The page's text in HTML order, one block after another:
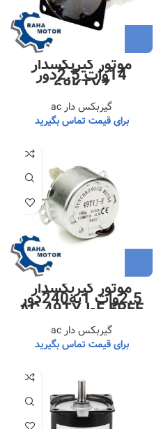
موتور گیربکسدار
14وات 2.5دور68KTYZ
گیربکس دار ac
برای قیمت تماس بگیرید
موتور گیربکسدار2.5وات 1به240دور
AC 49TYJ-F FREE
گیربکس دار ac
برای قیمت تماس بگیرید